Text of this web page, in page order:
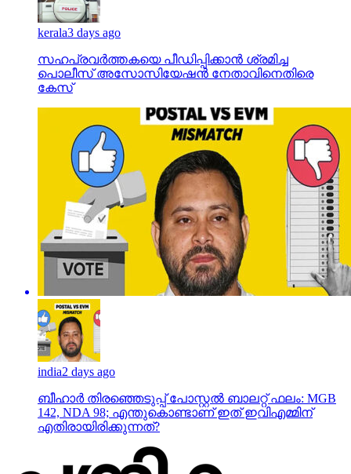
kerala3 days ago
സഹപ്രവര്‍ത്തകയെ പീഡിപ്പിക്കാന്‍ ശ്രമിച്ച
പൊലീസ് അസോസിയേഷന്‍ നേതാവിനെതിരെ
കേസ്
india2 days ago
ബീഹാർ തിരഞ്ഞെടുപ്പ് പോസ്റ്റൽ ബാലറ്റ് ഫലം: MGB
142, NDA 98; എന്തുകൊണ്ടാണ് ഇത് ഇവിഎമ്മിന്
എതിരായിരിക്കുന്നത്?